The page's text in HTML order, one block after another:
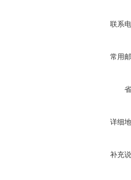
联系
常用
详细
补充